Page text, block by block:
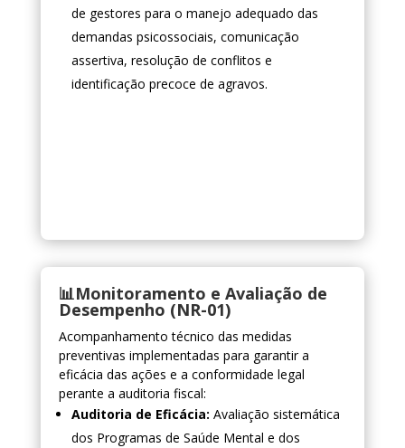
de gestores para o manejo adequado das
demandas psicossociais, comunicação
assertiva, resolução de conflitos e
identificação precoce de agravos.
📊Monitoramento e Avaliação de
Desempenho (NR-01)
Acompanhamento técnico das medidas
preventivas implementadas para garantir a
eficácia das ações e a conformidade legal
perante a auditoria fiscal:
Auditoria de Eficácia: Avaliação sistemática
dos Programas de Saúde Mental e dos